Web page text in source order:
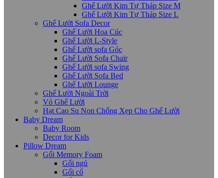
Ghế Lười Kim Tự Tháp Size M
Ghế Lười Kim Tự Tháp Size L
Ghế Lười Sofa Decor
Ghế Lười Hoa Cúc
Ghế Lười L-Style
Ghế Lười sofa Góc
Ghế Lười Sofa Chair
Ghế Lười sofa Swing
Ghế Lười Sofa Bed
Ghế Lười Lounge
Ghế Lười Ngoài Trời
Vỏ Ghế Lười
Hạt Cao Su Non Chống Xẹp Cho Ghế Lười
Baby Dream
Baby Room
Decor for Kids
Pillow Dream
Gối Memory Foam
Gối ngủ
Gối cổ